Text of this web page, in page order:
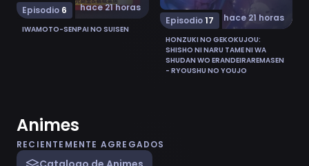
hace 21 horas
Episodio 6
IWAMOTO-SENPAI NO SUISEN
hace 21 horas
Episodio17
HONZUKI NO GEKOKUJOU:
SHISHO NI NARU TAME NI WA
SHUDAN WO ERANDEIRAREMASEN
- RYOUSHU NO YOUJO
Animes
RECIENTEMENTE AGREGADOS